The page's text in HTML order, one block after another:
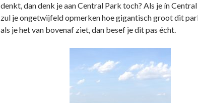
denkt, dan denk je aan Central Park toch? Als je ín
zul je ongetwijfeld opmerken hoe gigantisch groot dit
als je het van bovenaf ziet, dan besef je dit pas écht.